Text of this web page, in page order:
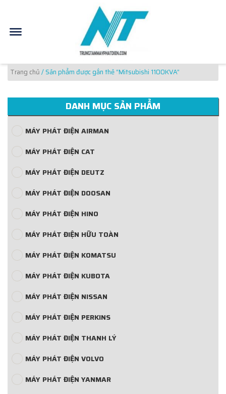
Trang chủ/ Sản phẩm được gắn thẻ “Mitsubishi 1100KVA”
DANH MỤC SẢN PHẨM
MÁY PHÁT ĐIỆN AIRMAN
MÁY PHÁT ĐIỆN CAT
MÁY PHÁT ĐIỆN DEUTZ
MÁY PHÁT ĐIỆN DOOSAN
MÁY PHÁT ĐIỆN HINO
MÁY PHÁT ĐIỆN HỮU TOÀN
MÁY PHÁT ĐIỆN KOMATSU
MÁY PHÁT ĐIỆN KUBOTA
MÁY PHÁT ĐIỆN NISSAN
MÁY PHÁT ĐIỆN PERKINS
MÁY PHÁT ĐIỆN THANH LÝ
MÁY PHÁT ĐIỆN VOLVO
MÁY PHÁT ĐIỆN YANMAR